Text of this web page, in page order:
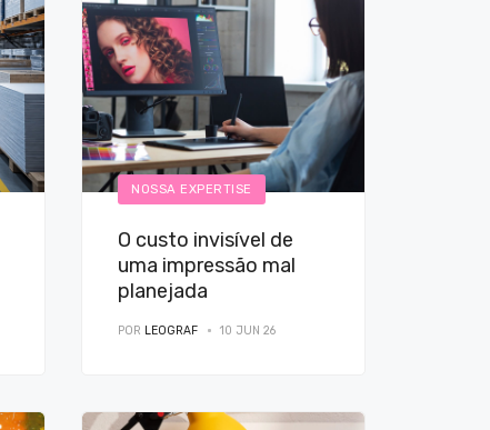
NOSSA EXPERTISE
O custo invisível de
uma impressão mal
planejada
POR LEOGRAF 10 JUN 26